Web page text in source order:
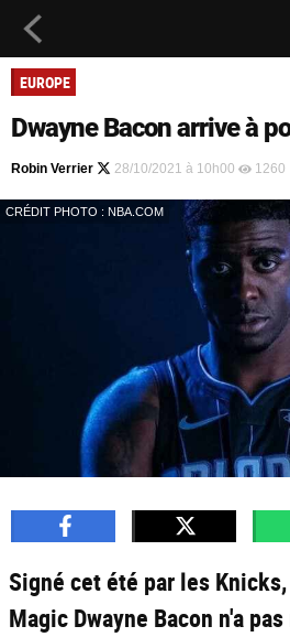
EUROPE
Dwayne Bacon arrive à
Robin Verrier 28/10/2021 à 10h00 1260
CRÉDIT PHOTO : NBA.COM
Signé cet été par les
Magic Dwayne Bacon n'a